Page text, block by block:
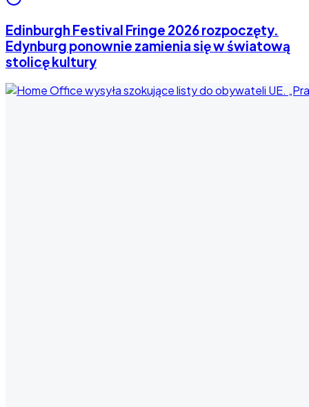
Edinburgh Festival Fringe 2026 rozpoczęty.
Edynburg ponownie zamienia się w światową
stolicę kultury